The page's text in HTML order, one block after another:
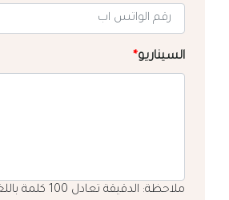
السيناريو*
ملاحظة: الدقيقة تعادل 100 كلمة باللغة العربية